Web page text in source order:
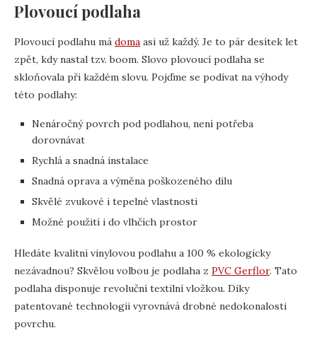
Plovoucí podlaha
Plovoucí podlahu má doma asi už každý. Je to pár desítek let
zpět, kdy nastal tzv. boom. Slovo plovoucí podlaha se
skloňovala při každém slovu. Pojďme se podívat na výhody
této podlahy:
Nenáročný povrch pod podlahou, není potřeba
dorovnávat
Rychlá a snadná instalace
Snadná oprava a výměna poškozeného dílu
Skvělé zvukové i tepelné vlastnosti
Možné použití i do vlhčích prostor
Hledáte kvalitní vinylovou podlahu a 100 % ekologicky
nezávadnou? Skvělou volbou je podlaha z PVC Gerflor. Tato
podlaha disponuje revoluční textilní vložkou. Díky
patentované technologii vyrovnává drobné nedokonalosti
povrchu.